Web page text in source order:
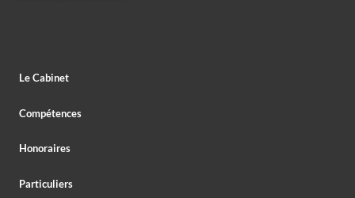
Le Cabinet
Compétences
Honoraires
Particuliers